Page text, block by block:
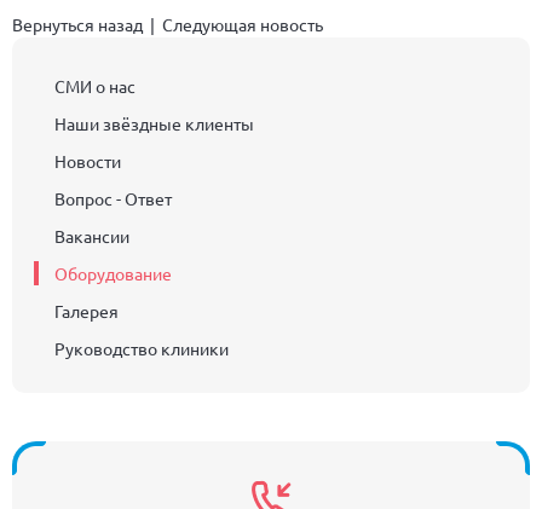
Вернуться назад | Следующая новость
СМИ о нас
Наши звёздные клиенты
Новости
Вопрос - Ответ
Вакансии
Оборудование
Галерея
Руководство клиники